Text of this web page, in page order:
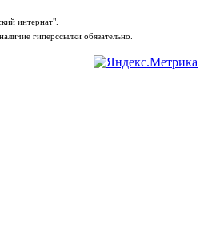
интернат".
гиперссылки обязательно.